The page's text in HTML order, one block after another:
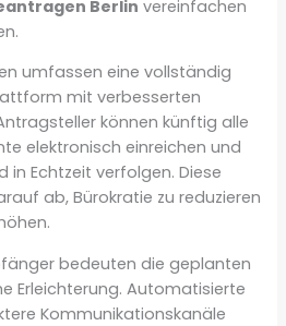
Berlin vereinfachen
umfassen eine vollständig
mit verbesserten
können künftig alle
elektronisch einreichen und
Echtzeit verfolgen. Diese
ab, Bürokratie zu reduzieren
bedeuten die geplanten
Erleichterung. Automatisierte
Kommunikationskanäle